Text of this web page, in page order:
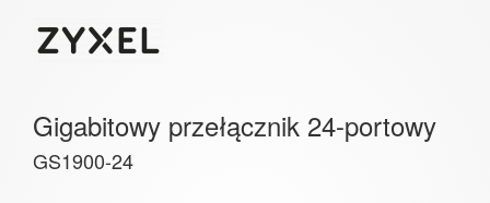
Gigabitowy przełącznik 24-portowy
GS1900-24